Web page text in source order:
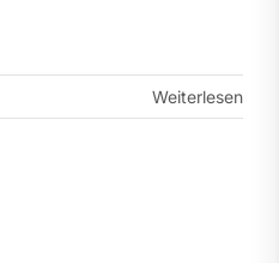
Weiterlesen